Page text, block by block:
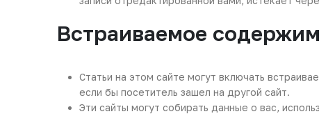
Встраиваемое
Статьи на этом сайте могут включать
если бы посетитель зашел на другой сайт.
Эти сайты могут собирать данные о вас,